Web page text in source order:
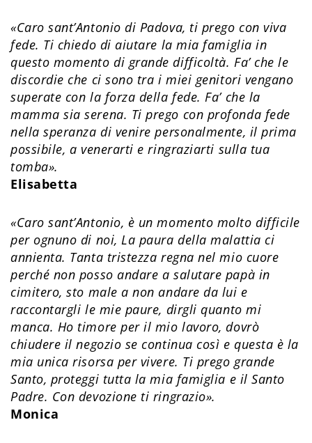
«Caro sant’Antonio di Padova, ti prego con viva
fede. Ti chiedo di aiutare la mia famiglia in
questo momento di grande difficoltà. Fa’ che le
discordie che ci sono tra i miei genitori vengano
superate con la forza della fede. Fa’ che la
mamma sia serena. Ti prego con profonda fede
nella speranza di venire personalmente, il prima
possibile, a venerarti e ringraziarti sulla tua
tomba​».
Elisabetta
«Caro sant’Antonio, è un momento molto difficile
per ognuno di noi, La paura della malattia ci
annienta. Tanta tristezza regna nel mio cuore
perché non posso andare a salutare papà in
cimitero, sto male a non andare da lui e
raccontargli le mie paure, dirgli quanto mi
manca. Ho timore per il mio lavoro, dovrò
chiudere il negozio se continua così e questa è la
mia unica risorsa per vivere. Ti prego grande
Santo, proteggi tutta la mia famiglia e il Santo
Padre. Con devozione ti ringrazio​».
Monica